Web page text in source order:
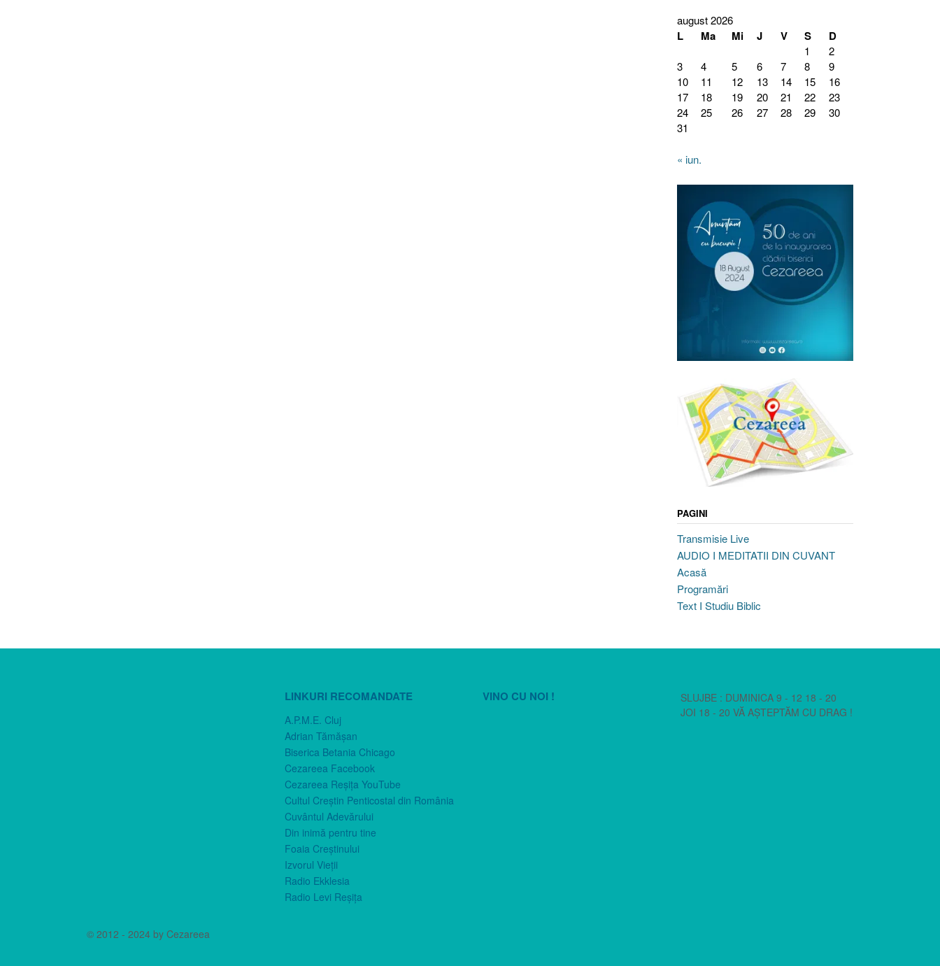
august 2026
L Ma Mi J V S D
1
2
3
4 5 6 7 8
9
10
11 12 13 14 15
16
17
18 19 20 21 22
23
24
25 26 27 28 29
30
31
« iun.
PAGINI
Transmisie Live
AUDIO I MEDITATII DIN CUVANT
Acasă
Programări
Text I Studiu Biblic
LINKURI RECOMANDATE
A.P.M.E. Cluj
Adrian Tămăşan
Biserica Betania Chicago
Cezareea Facebook
Cezareea Reşiţa YouTube
Cultul Creştin Penticostal din România
Cuvântul Adevărului
Din inimă pentru tine
Foaia Creştinului
Izvorul Vieţii
Radio Ekklesia
Radio Levi Reşiţa
VINO CU NOI !
SLUJBE : DUMINICA 9 - 12 18 - 20
JOI 18 - 20 VĂ AȘTEPTĂM CU DRAG !
© 2012 - 2024 by Cezareea